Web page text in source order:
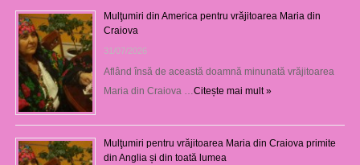
Mulţumiri din America pentru vrăjitoarea Maria din
Craiova
31/07/2026
Aflând însă de această doamnă minunată vrăjitoarea
Maria din Craiova … Citește mai mult »
Mulţumiri pentru vrăjitoarea Maria din Craiova primite
din Anglia și din toată lumea